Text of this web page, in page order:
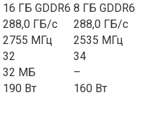
16 ГБ GDDR6 8 ГБ GDDR6
288,0 ГБ/с
288,0 ГБ/с
2755 МГц
2535 МГц
32
34
32 МБ
–
190 Вт 160 Вт